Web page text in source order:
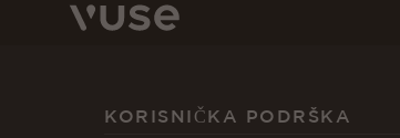
KORISNIČKA PODRŠKA